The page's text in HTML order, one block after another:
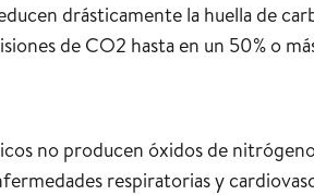
drásticamente la huella de
de CO2 hasta en un 50% o
no producen óxidos de
respiratorias y